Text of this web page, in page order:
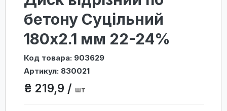
бетону Суцільний
180х2.1 мм 22-24%
Код товара: 903629
Артикул: 830021
₴ 219,9 / шт